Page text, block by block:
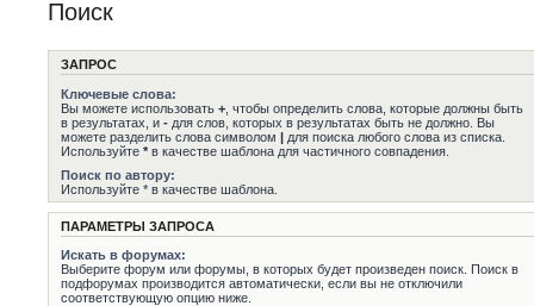
Поиск
ЗАПРОС
Ключевые слова:
Вы можете использовать + , чтобы определить слова, которые должны быть
в результатах, и - для слов, которых в результатах быть не должно. Вы
можете разделить слова символом | для поиска любого слова из списка.
Используйте * в качестве шаблона для частичного совпадения.
Поиск по автору:
Используйте * в качестве шаблона.
ПАРАМЕТРЫ ЗАПРОСА
Искать в форумах:
Выберите форум или форумы, в которых будет произведен поиск. Поиск в
подфорумах производится автоматически, если вы не отключили
соответствующую опцию ниже.